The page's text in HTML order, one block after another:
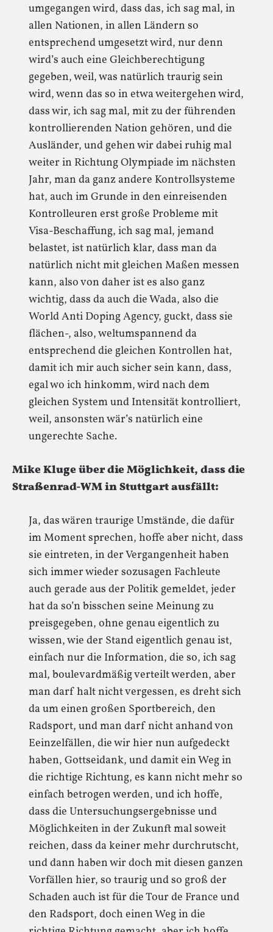
umgegangen wird, dass das, ich sag mal, in
allen Nationen, in allen Ländern so
entsprechend umgesetzt wird, nur denn
wird’s auch eine Gleichberechtigung
gegeben, weil, was natürlich traurig sein
wird, wenn das so in etwa weitergehen wird,
dass wir, ich sag mal, mit zu der führenden
kontrollierenden Nation gehören, und die
Ausländer, und gehen wir dabei ruhig mal
weiter in Richtung Olympiade im nächsten
Jahr, man da ganz andere Kontrollsysteme
hat, auch im Grunde in den einreisenden
Kontrolleuren erst große Probleme mit
Visa-Beschaffung, ich sag mal, jemand
belastet, ist natürlich klar, dass man da
natürlich nicht mit gleichen Maßen messen
kann, also von daher ist es also ganz
wichtig, dass da auch die Wada, also die
World Anti Doping Agency, guckt, dass sie
flächen-, also, weltumspannend da
entsprechend die gleichen Kontrollen hat,
damit ich mir auch sicher sein kann, dass,
egal wo ich hinkomm, wird nach dem
gleichen System und Intensität kontrolliert,
weil, ansonsten wär’s natürlich eine
ungerechte Sache.
Mike Kluge über die Möglichkeit, dass die
Straßenrad-WM in Stuttgart ausfällt:
Ja, das wären traurige Umstände, die dafür
im Moment sprechen, hoffe aber nicht, dass
sie eintreten, in der Vergangenheit haben
sich immer wieder sozusagen Fachleute
auch gerade aus der Politik gemeldet, jeder
hat da so’n bisschen seine Meinung zu
preisgegeben, ohne genau eigentlich zu
wissen, wie der Stand eigentlich genau ist,
einfach nur die Information, die so, ich sag
mal, boulevardmäßig verteilt werden, aber
man darf halt nicht vergessen, es dreht sich
da um einen großen Sportbereich, den
Radsport, und man darf nicht anhand von
Eeinzelfällen, die wir hier nun aufgedeckt
haben, Gottseidank, und damit ein Weg in
die richtige Richtung, es kann nicht mehr so
einfach betrogen werden, und ich hoffe,
dass die Untersuchungsergebnisse und
Möglichkeiten in der Zukunft mal soweit
reichen, dass da keiner mehr durchrutscht,
und dann haben wir doch mit diesen ganzen
Vorfällen hier, so traurig und so groß der
Schaden auch ist für die Tour de France und
den Radsport, doch einen Weg in die